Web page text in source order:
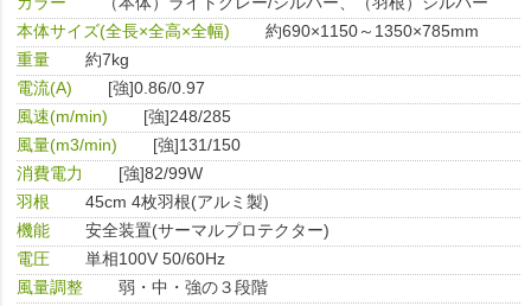
本体サイズ(全長×全高×全幅)
約690×1150～1350×785mm
重量
約7kg
電流(A)
[強]0.86/0.97
風速(m/min)
[強]248/285
風量(m3/min)
[強]131/150
消費電力
[強]82/99W
羽根
45cm 4枚羽根(アルミ製)
機能
安全装置(サーマルプロテクター)
電圧
単相100V 50/60Hz
風量調整
弱・中・強の３段階